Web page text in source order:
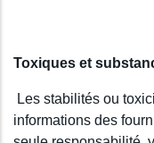
Toxiques et
Les stabilités ou
informations des